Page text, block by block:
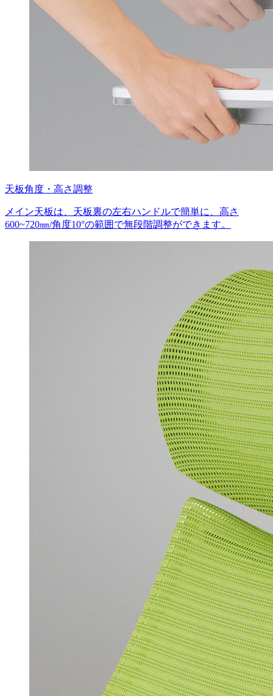
天板角度・高さ調整
メイン天板は、天板裏の左右ハンドルで簡単に、高さ
600~720㎜/角度10°の範囲で無段階調整ができます。